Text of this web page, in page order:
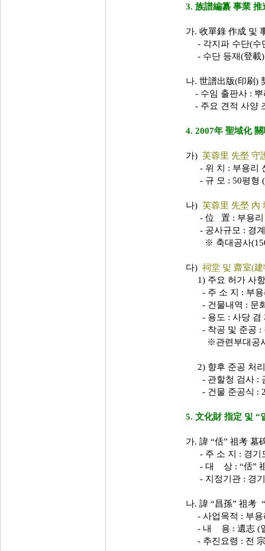
3. 族譜編纂 事業 推
가. 收單錄 作成 및
- 각지파 수단(수
- 수단 등재(登載)
나. 世譜出版(印刷)
- 수임 출판사 : 뿌
- 주요 견적 사양
4. 2007年 聖域化
가)芙蓉里 先塋 守
- 위 치 : 부용리
- 규 모 : 50평형 (
나)芙蓉里 先塋 內
- 位 置 : 부용리
- 공사규모 : 경계
※ 축대공사
다)祠堂 및 齋室(
1) 주요 허가 사
- 주 소 지 : 부용
- 건물내역 : 문화
- 용도 : 사당 겸
- 착공 및 준공 :
※관련부대공사 :
2) 향후 준공 처
- 관할청 검사 :
- 건물 준공식 :
5. 文化財 指定 및 “
가. 諱 “佸” 祖考 墓
- 주 소 지 : 경기
- 대 상 : “佸” 祖
- 지정기관 : 경기
나. 諱 “昌孫” 祖考
- 사업목적 : 부용
- 내 용 : 遺志 (얼
- 추진요령 : 전 宗